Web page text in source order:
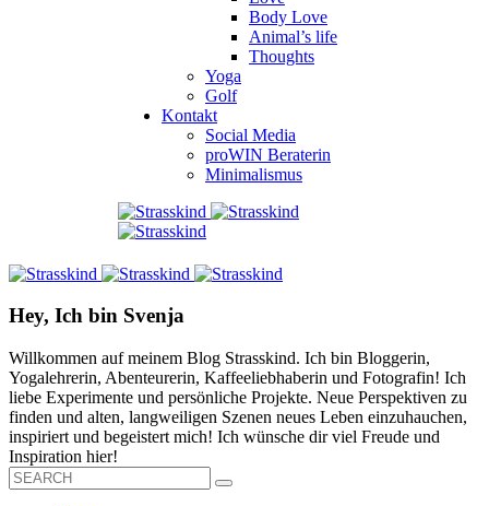
Body Love
Animal’s life
Thoughts
Yoga
Golf
Kontakt
Social Media
proWIN Beraterin
Minimalismus
Hey, Ich bin Svenja
Willkommen auf meinem Blog Strasskind. Ich bin Bloggerin,
Yogalehrerin, Abenteurerin, Kaffeeliebhaberin und Fotografin! Ich
liebe Experimente und persönliche Projekte. Neue Perspektiven zu
finden und alten, langweiligen Szenen neues Leben einzuhauchen,
inspiriert und begeistert mich! Ich wünsche dir viel Freude und
Inspiration hier!